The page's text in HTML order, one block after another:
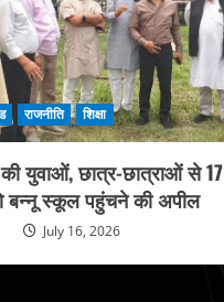
राजनीति शिक्षा
की युवाओं, छात्र-छात्राओं से 17
बन्नू स्कूल पहुंचने की अपील
July 16, 2026